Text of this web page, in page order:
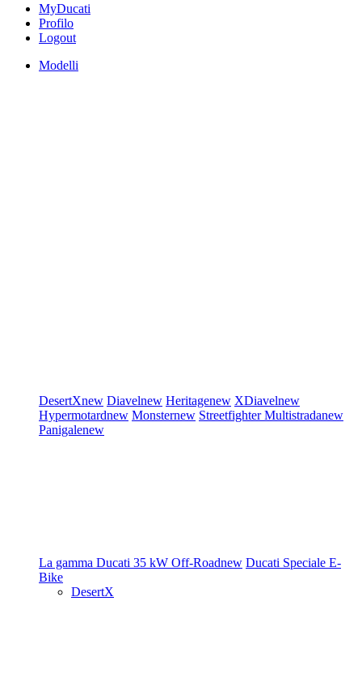
MyDucati
Profilo
Logout
Modelli
DesertXnew Diavelnew Heritagenew XDiavelnew
Hypermotardnew Monsternew StreetfighterMultistradanew
Panigalenew
La gamma Ducati 35 kW Off-Roadnew Ducati Speciale E-
Bike
DesertX